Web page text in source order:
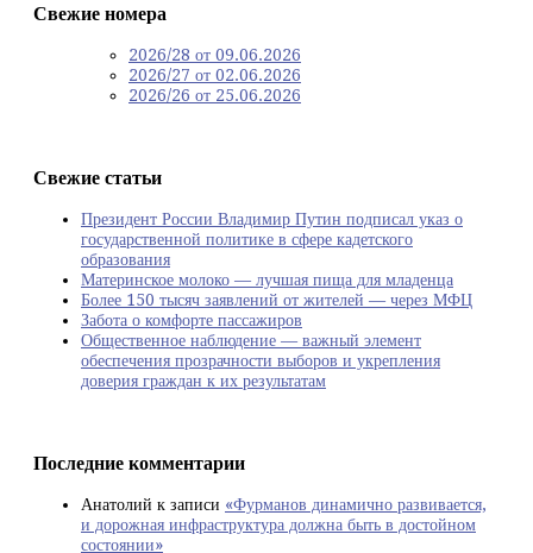
Свежие номера
2026/28 от 09.06.2026
2026/27 от 02.06.2026
2026/26 от 25.06.2026
Свежие статьи
Президент России Владимир Путин подписал указ о
государственной политике в сфере кадетского
образования
Материнское молоко — лучшая пища для младенца
Более 150 тысяч заявлений от жителей — через МФЦ
Забота о комфорте пассажиров
Общественное наблюдение — важный элемент
обеспечения прозрачности выборов и укрепления
доверия граждан к их результатам
Последние комментарии
Анатолий к записи «Фурманов динамично развивается,
и дорожная инфраструктура должна быть в достойном
состоянии»